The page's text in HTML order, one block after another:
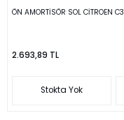
ÖN AMORTİSÖR SOL CİTROEN C3
2.693,89 TL
Stokta Yok